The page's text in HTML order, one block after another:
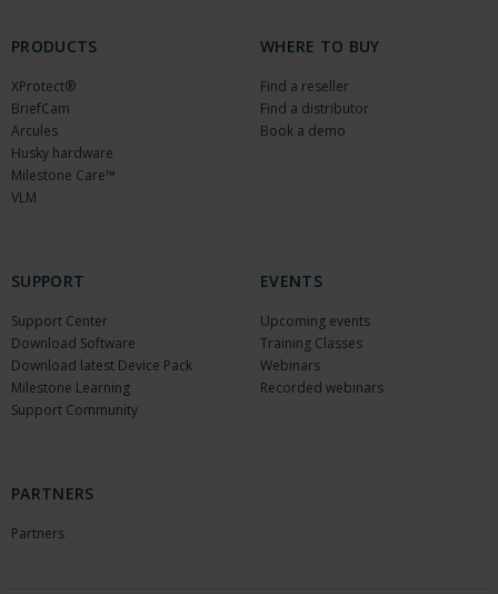
PRODUCTS
XProtect®
BriefCam
Arcules
Husky hardware
Milestone Care™
VLM
WHERE TO BUY
Find a reseller
Find a distributor
Book a demo
SUPPORT
Support Center
Download Software
Download latest Device Pack
Milestone Learning
Support Community
EVENTS
Upcoming events
Training Classes
Webinars
Recorded webinars
PARTNERS
Partners